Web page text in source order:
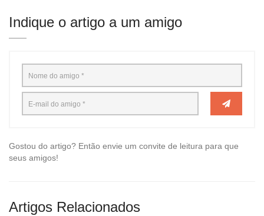
Indique o artigo a um amigo
Gostou do artigo? Então envie um convite de leitura para que
seus amigos!
Artigos Relacionados